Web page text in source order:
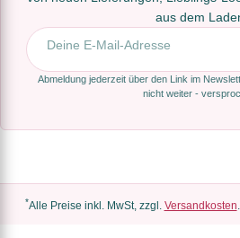
aus dem
E-Mail-Adresse
Abmeldung jederzeit über den Link im
nicht weiter -
*Alle Preise inkl. MwSt, zzgl. Versandkosten